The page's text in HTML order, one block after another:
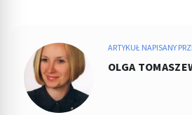
ARTYKUŁ NAPISANY
OLGA